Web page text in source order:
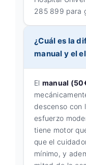
285 899 para
¿Cuál es la
manual y el
El manual
descenso con
esfuerzo
tiene motor
que el
mínimo, y